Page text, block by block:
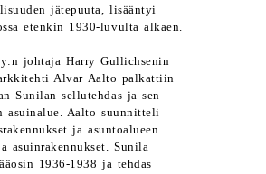
jätepuuta, lisääntyi
etenkin 1930-luvulta alkaen.
johtaja Harry Gullichsenin
Alvar Aalto palkattiin
Sunilan sellutehdas ja sen
asuinalue. Aalto suunnitteli
ja asuntoalueen
asuinrakennukset. Sunila
1936-1938 ja tehdas